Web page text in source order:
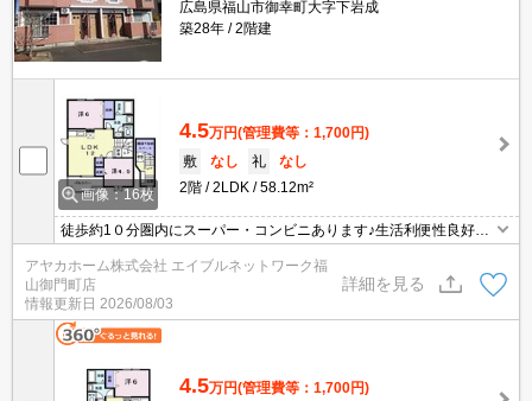
広島県福山市御幸町大字下岩成
築28年
2階建
画像：16枚
4.5万円(管理費等：1,700円)
敷
なし 礼
なし
2階
2LDK 58.12m²
徒歩約1０分圏内にスーパー・コンビニあります♪生活利便性良好で
す♪
アヤカホーム株式会社 エイブルネットワーク福
山御門町店
情報更新日 2026/08/03
詳細を見る
4.5万円(管理費等：1,700円)